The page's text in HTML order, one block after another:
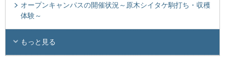
オープンキャンパスの開催状況～原木シイタケ駒打ち・収穫
体験～
もっと見る